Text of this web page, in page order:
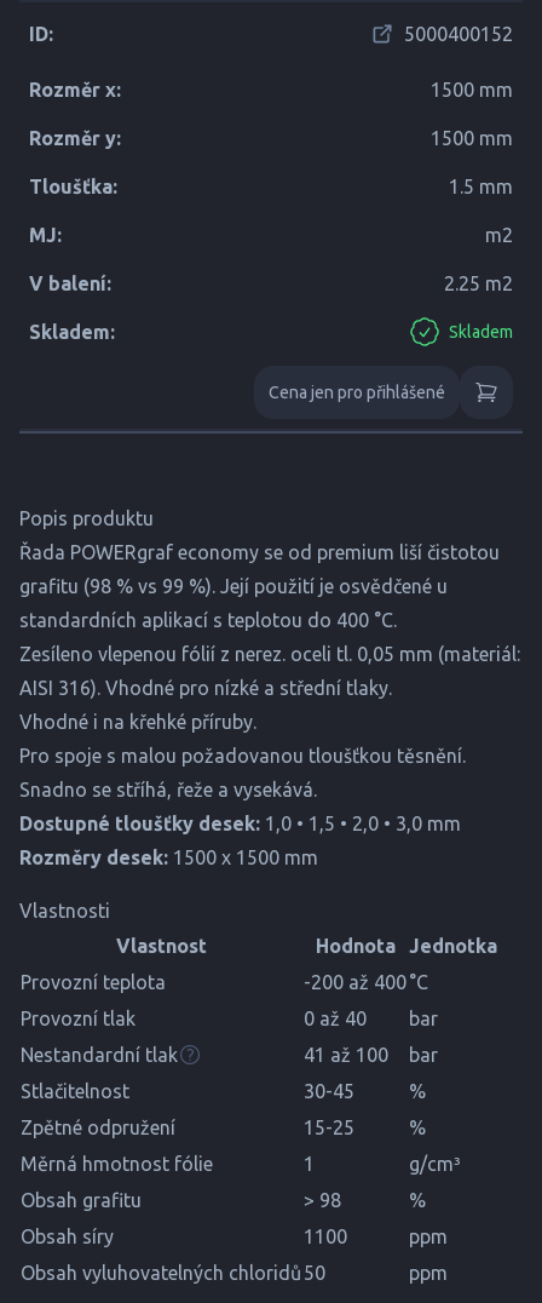
ID: 5000400152
Rozměr x: 1500 mm
Rozměr y: 1500 mm
Tloušťka: 1.5 mm
MJ: m2
V balení: 2.25 m2
Skladem: Skladem
Cena jen pro přihlášené
Popis produktu
Řada POWERgraf economy se od premium liší čistotou
grafitu (98 % vs 99 %). Její použití je osvědčené u
standardních aplikací s teplotou do 400 °C.
Zesíleno vlepenou fólií z nerez. oceli tl. 0,05 mm (materiál:
AISI 316). Vhodné pro nízké a střední tlaky.
Vhodné i na křehké příruby.
Pro spoje s malou požadovanou tloušťkou těsnění.
Snadno se stříhá, řeže a vysekává.
Dostupné tloušťky desek: 1,0 • 1,5 • 2,0 • 3,0 mm
Rozměry desek: 1500 x 1500 mm
Vlastnosti
Vlastnost
Hodnota
Jednotka
Provozní teplota
-200 až 400°C
Provozní tlak
0 až 40
bar
Nestandardní tlak
41 až 100
bar
Stlačitelnost
30-45
%
Zpětné odpružení
15-25
%
Měrná hmotnost fólie
1
g/cm³
Obsah grafitu
> 98
%
Obsah síry
1100
ppm
Obsah vyluhovatelných chloridů 50 ppm